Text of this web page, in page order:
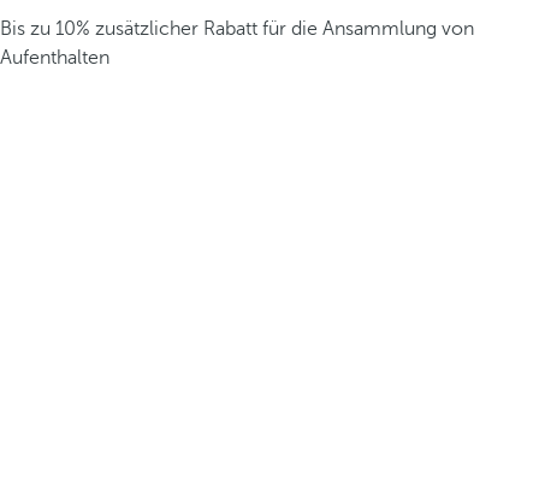
Bis zu 10% zusätzlicher Rabatt für die Ansammlung von
Aufenthalten